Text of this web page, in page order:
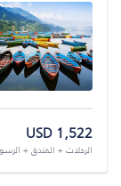
USD 1,522
الرحلات + الفندق +